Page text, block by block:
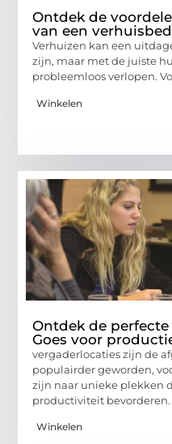
Ontdek de
van een
Verhuizen kan een
zijn, maar met de juiste
probleemloos verlopen.
Winkelen
Ontdek de
Goes voor
vergaderlocaties zijn de
populairder geworden,
zijn naar unieke plekken
productiviteit
Winkelen